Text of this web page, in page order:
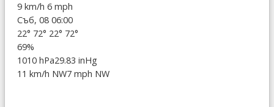
9 km/h 6 mph
Съб, 08 06:00
22° 72° 22° 72°
69%
1010 hPa29.83 inHg
11 km/h NW7 mph NW